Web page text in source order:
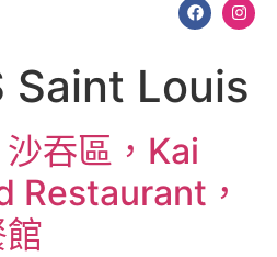
Saint Louis
沙吞區，Kai
Restaurant，